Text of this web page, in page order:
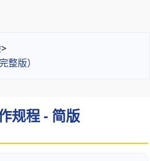
>
整版）
规程 - 简版